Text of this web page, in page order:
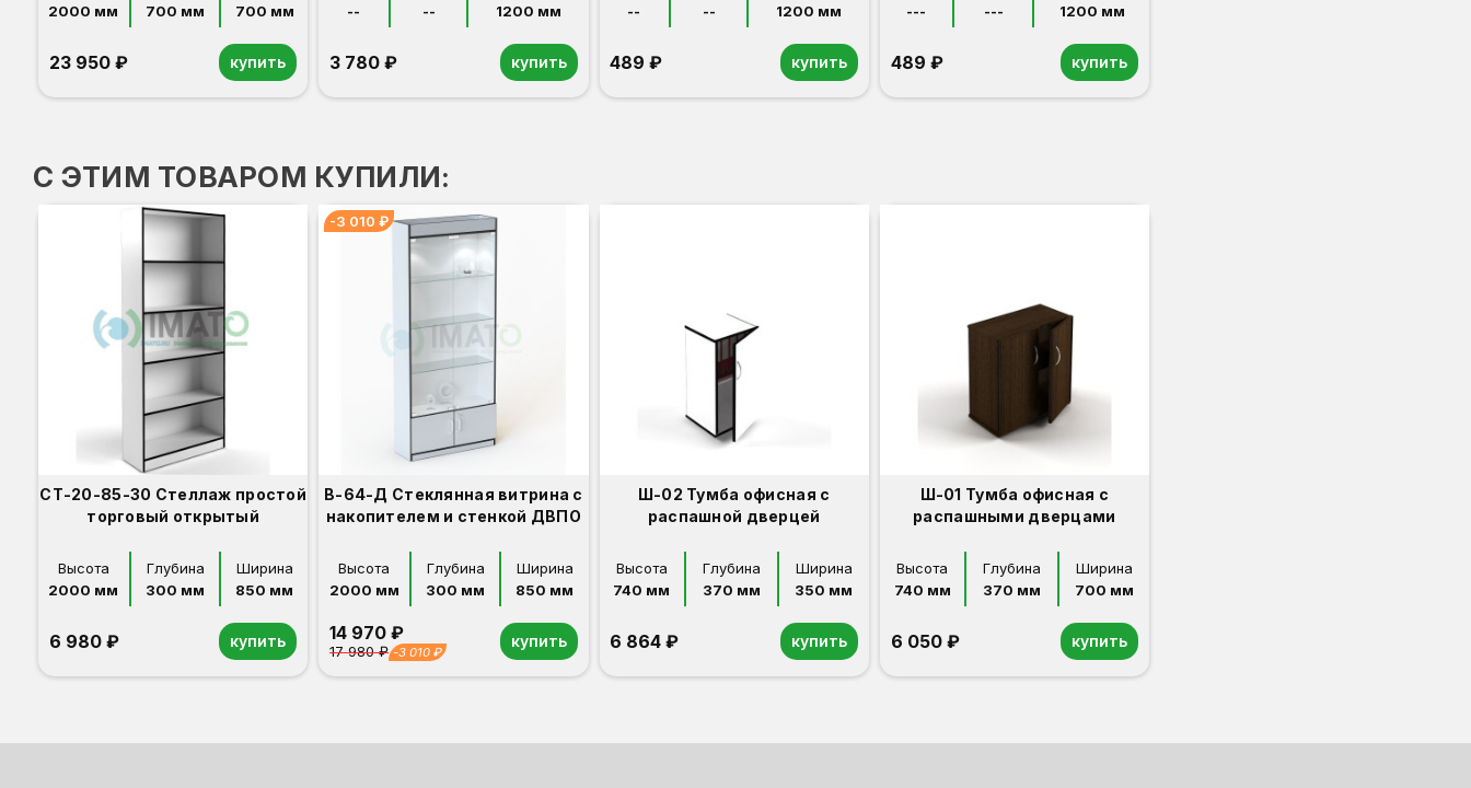
2000 мм
700 мм
700 мм
23 950 ₽ купить
--
--
1200 мм
3 780 ₽ купить
--
--
1200 мм
489 ₽ купить
---
---
1200 мм
489 ₽ купить
С ЭТИМ ТОВАРОМ КУПИЛИ:
СТ-20-85-30 Стеллаж простой
торговый открытый
Высота
2000 мм
Глубина
300 мм
Ширина
850 мм
6 980 ₽ купить
-3 010 ₽
В-64-Д Стеклянная витрина с
накопителем и стенкой ДВПО
Высота
2000 мм
Глубина
300 мм
Ширина
850 мм
14 970 ₽
17 980 ₽ -3 010 ₽
купить
Ш-02 Тумба офисная с
распашной дверцей
Высота
740 мм
Глубина
370 мм
Ширина
350 мм
6 864 ₽ купить
Ш-01 Тумба офисная с
распашными дверцами
Высота
740 мм
Глубина
370 мм
Ширина
700 мм
6 050 ₽ купить